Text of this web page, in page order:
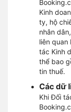
Kinh
ty, hộ
nhân
liên
tác Kinh
thể bao
tin thuế.
Các dữ
Khi Đối